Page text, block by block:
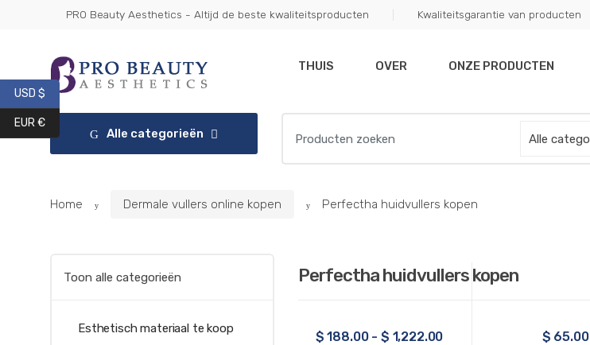
PRO Beauty Aesthetics - Altijd de beste kwaliteitsproducten Kwaliteitsgarantie van producten
THUIS OVER ONZE PRODUCTEN
Alle categorieën
Home Dermale vullers online kopen Perfectha huidvullers kopen
Perfectha huidvullers kopen
$ 188.00- $ 1,222.00 $ 65.00
Toon alle categorieën
Esthetisch materiaal te koop
USD $
EUR €